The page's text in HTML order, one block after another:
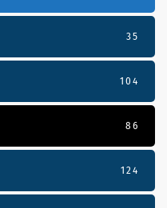
35
104
86
124